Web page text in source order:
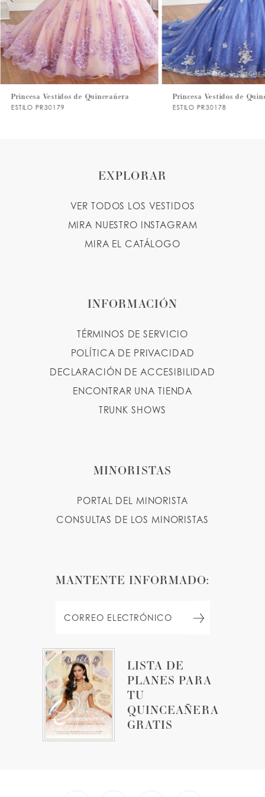
4
5
6
7
8
Princesa Vestidos de Quinceañera
ESTILO PR30179
Princesa Vestidos de
ESTILO PR30178
LISTA DE
PLANES PARA
TU
QUINCEAÑERA
GRATIS
EXPLORAR
VER TODOS LOS VESTIDOS
MIRA NUESTRO INSTAGRAM
MIRA EL CATÁLOGO
INFORMACIÓN
TÉRMINOS DE SERVICIO
POLÍTICA DE PRIVACIDAD
DECLARACIÓN DE ACCESIBILIDAD
ENCONTRAR UNA TIENDA
TRUNK SHOWS
MINORISTAS
PORTAL DEL MINORISTA
CONSULTAS DE LOS MINORISTAS
MANTENTE INFORMADO: